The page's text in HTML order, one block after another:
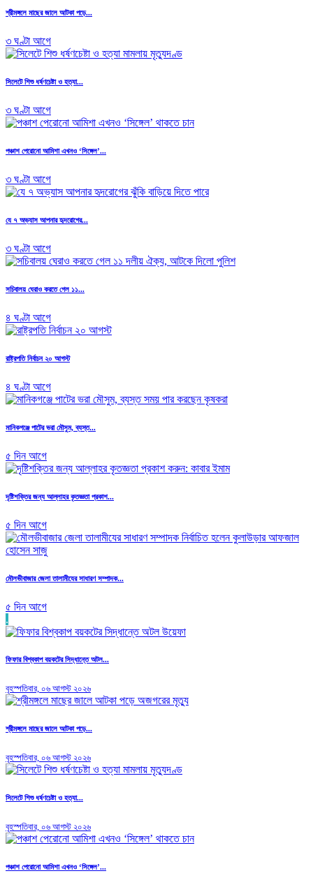
শ্রীমঙ্গলে মাছের জালে আটকা পড়ে...
৩ ঘণ্টা আগে
সিলেটে শিশু ধর্ষণচেষ্টা ও হত্যা...
৩ ঘণ্টা আগে
পঞ্চাশ পেরোনো আমিশা এখনও ‘সিঙ্গেল’...
৩ ঘণ্টা আগে
যে ৭ অভ্যাস আপনার হৃদরোগের...
৩ ঘণ্টা আগে
সচিবালয় ঘেরাও করতে গেল ১১...
৪ ঘণ্টা আগে
রাষ্ট্রপতি নির্বাচন ২০ আগস্ট
৪ ঘণ্টা আগে
মানিকগঞ্জে পাটের ভরা মৌসুম, ব্যস্ত...
৫ দিন আগে
দৃষ্টিশক্তির জন্য আল্লাহর কৃতজ্ঞতা প্রকাশ...
৫ দিন আগে
মৌলভীবাজার জেলা তালামীযের সাধারণ সম্পাদক...
৫ দিন আগে
.
ফিফার বিশ্বকাপ বয়কটের সিদ্ধান্তে অটল...
বৃহস্পতিবার, ০৬ আগস্ট ২০২৬
শ্রীমঙ্গলে মাছের জালে আটকা পড়ে...
বৃহস্পতিবার, ০৬ আগস্ট ২০২৬
সিলেটে শিশু ধর্ষণচেষ্টা ও হত্যা...
বৃহস্পতিবার, ০৬ আগস্ট ২০২৬
পঞ্চাশ পেরোনো আমিশা এখনও ‘সিঙ্গেল’...